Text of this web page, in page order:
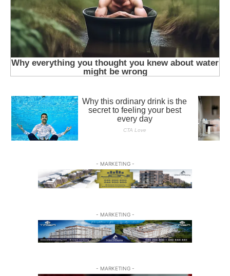
- MARKETING -
- MARKETING -
- MARKETING -